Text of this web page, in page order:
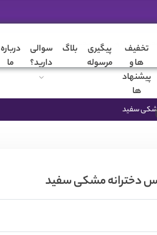
کردن کتونی های سفید
تخفیف
ها و
پیشنهاد
ها
پیگیری
مرسوله
بلاگ
سوالی
دارید؟
درباره
ما
سفید
دخترانه مشکی سفید